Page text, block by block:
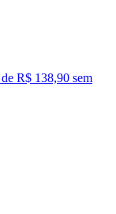
R$ 138,90 sem